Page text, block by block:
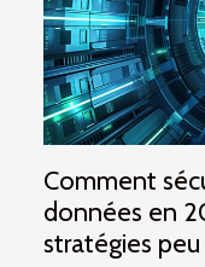
Comment
données en
stratégies